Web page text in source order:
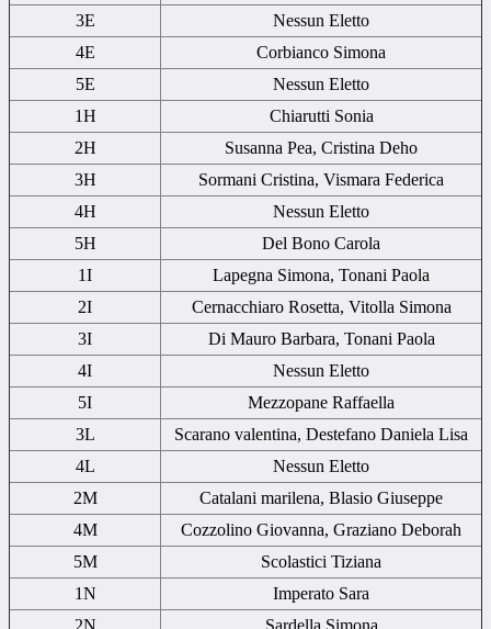
3E
Nessun Eletto
4E
Corbianco Simona
5E
Nessun Eletto
1H
Chiarutti Sonia
2H
Susanna Pea, Cristina Deho
3H
Sormani Cristina, Vismara Federica
4H
Nessun Eletto
5H
Del Bono Carola
1I
Lapegna Simona, Tonani Paola
2I
Cernacchiaro Rosetta, Vitolla Simona
3I
Di Mauro Barbara, Tonani Paola
4I
Nessun Eletto
5I
Mezzopane Raffaella
3L
Scarano valentina, Destefano Daniela Lisa
4L
Nessun Eletto
2M
Catalani marilena, Blasio Giuseppe
4M
Cozzolino Giovanna, Graziano Deborah
5M
Scolastici Tiziana
1N
Imperato Sara